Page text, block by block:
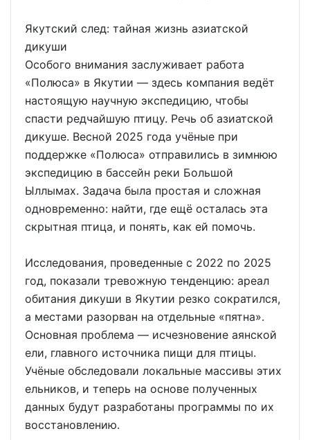
Якутский след: тайная жизнь азиатской
дикуши
Особого внимания заслуживает работа
«Полюса» в Якутии — здесь компания ведёт
настоящую научную экспедицию, чтобы
спасти редчайшую птицу. Речь об азиатской
дикуше. Весной 2025 года учёные при
поддержке «Полюса» отправились в зимнюю
экспедицию в бассейн реки Большой
Ыллымах. Задача была простая и сложная
одновременно: найти, где ещё осталась эта
скрытная птица, и понять, как ей помочь.
Исследования, проведенные с 2022 по 2025
год, показали тревожную тенденцию: ареал
обитания дикуши в Якутии резко сократился,
а местами разорван на отдельные «пятна».
Основная проблема — исчезновение аянской
ели, главного источника пищи для птицы.
Учёные обследовали локальные массивы этих
ельников, и теперь на основе полученных
данных будут разработаны программы по их
восстановлению.